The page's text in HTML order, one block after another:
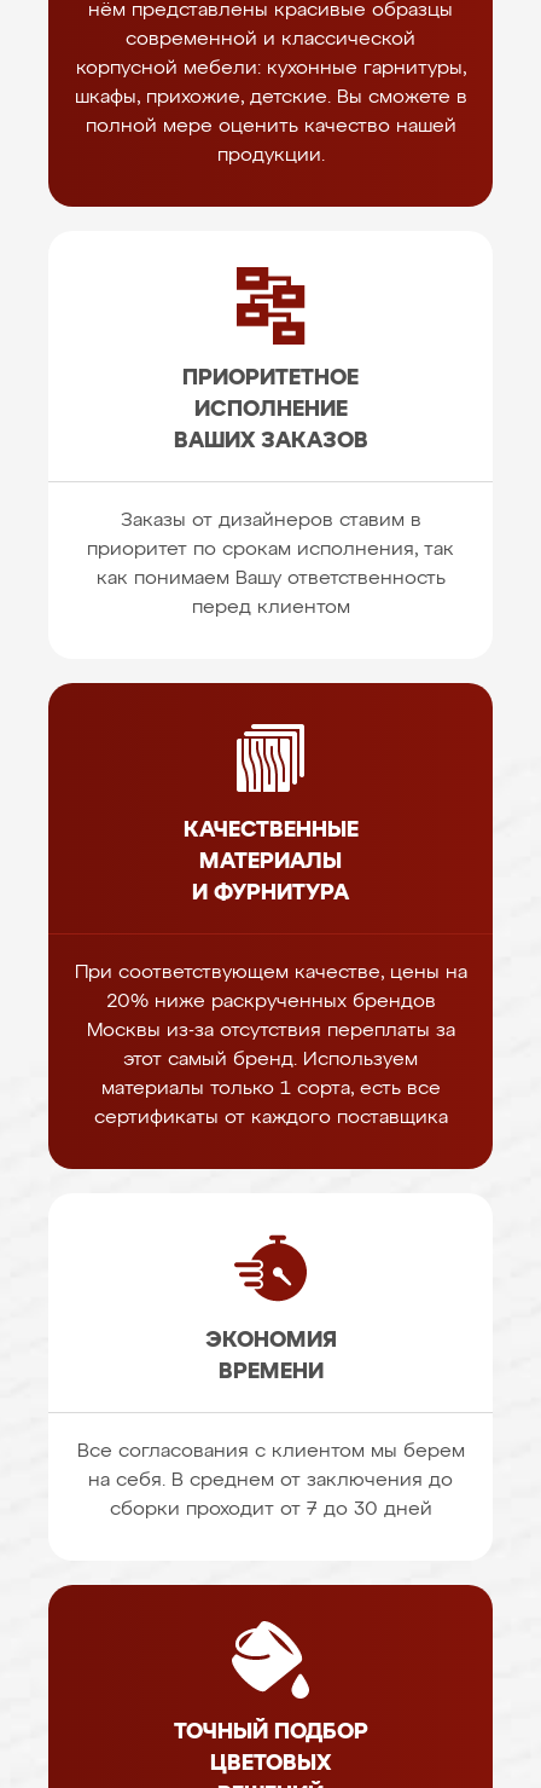
нём представлены красивые образцы
современной и классической
корпусной мебели: кухонные гарнитуры,
шкафы, прихожие, детские. Вы сможете в
полной мере оценить качество нашей
продукции.
ПРИОРИТЕТНОЕ
ИСПОЛНЕНИЕ
ВАШИХ ЗАКАЗОВ
Заказы от дизайнеров ставим в
приоритет по срокам исполнения, так
как понимаем Вашу ответственность
перед клиентом
КАЧЕСТВЕННЫЕ
МАТЕРИАЛЫ
И ФУРНИТУРА
При соответствующем качестве, цены на
20% ниже раскрученных брендов
Москвы из-за отсутствия переплаты за
этот самый бренд. Используем
материалы только 1 сорта, есть все
сертификаты от каждого поставщика
ЭКОНОМИЯ
ВРЕМЕНИ
Все согласования с клиентом мы берем
на себя. В среднем от заключения до
сборки проходит от 7 до 30 дней
ТОЧНЫЙ ПОДБОР
ЦВЕТОВЫХ